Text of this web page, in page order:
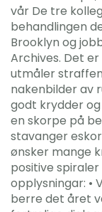
vår De tre
behandlingen
Brooklyn og
Archives. Det
utmåler
nakenbilder av
godt krydder
en skorpe på
stavanger
ønsker mange
positive
opplysningar: •
berre det året